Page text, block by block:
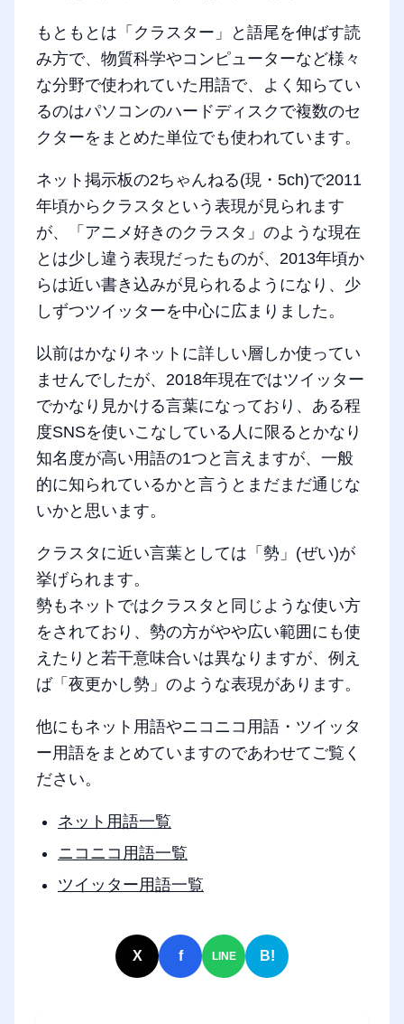
もともとは「クラスター」と語尾を伸ばす読
み方で、物質科学やコンピューターなど様々
な分野で使われていた用語で、よく知らてい
るのはパソコンのハードディスクで複数のセ
クターをまとめた単位でも使われています。
ネット掲示板の2ちゃんねる(現・5ch)で2011
年頃からクラスタという表現が見られます
が、「アニメ好きのクラスタ」のような現在
とは少し違う表現だったものが、2013年頃か
らは近い書き込みが見られるようになり、少
しずつツイッターを中心に広まりました。
以前はかなりネットに詳しい層しか使ってい
ませんでしたが、2018年現在ではツイッター
でかなり見かける言葉になっており、ある程
度SNSを使いこなしている人に限るとかなり
知名度が高い用語の1つと言えますが、一般
的に知られているかと言うとまだまだ通じな
いかと思います。
クラスタに近い言葉としては「勢」(ぜい)が
挙げられます。
勢もネットではクラスタと同じような使い方
をされており、勢の方がやや広い範囲にも使
えたりと若干意味合いは異なりますが、例え
ば「夜更かし勢」のような表現があります。
他にもネット用語やニコニコ用語・ツイッタ
ー用語をまとめていますのであわせてご覧く
ださい。
ネット用語一覧
ニコニコ用語一覧
ツイッター用語一覧
X f LINE B!